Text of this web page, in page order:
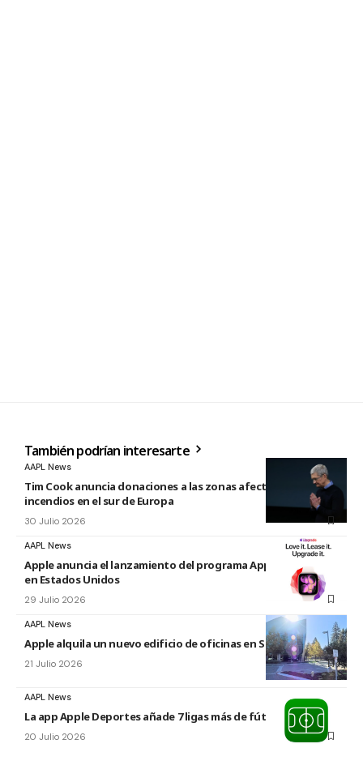
También podrían interesarte
AAPL News
Tim Cook anuncia donaciones a las zonas afectadas por los
incendios en el sur de Europa
30 Julio 2026
AAPL News
Apple anuncia el lanzamiento del programa Apple Upgrade
en Estados Unidos
29 Julio 2026
AAPL News
Apple alquila un nuevo edificio de oficinas en Sunnyvale
21 Julio 2026
AAPL News
La app Apple Deportes añade 7 ligas más de fútbol
20 Julio 2026